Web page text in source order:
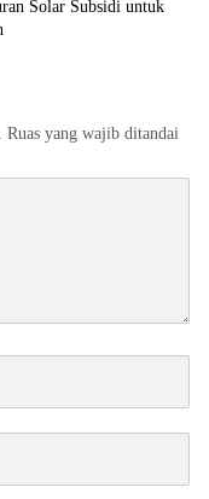
Solar Subsidi untuk
Ruas yang wajib ditandai